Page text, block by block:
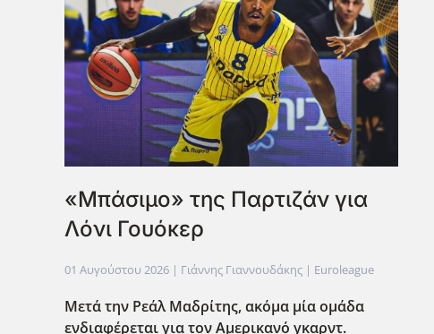
«Μπάσιμο» της Παρτιζάν για
Λόνι Γουόκερ
01 Αυγούστου 2026 | Γιάννης Γιαννουδάκης | Euroleague
Μετά την Ρεάλ Μαδρίτης, ακόμα μία ομάδα
ενδιαφέρεται για τον Αμερικανό γκαρντ.